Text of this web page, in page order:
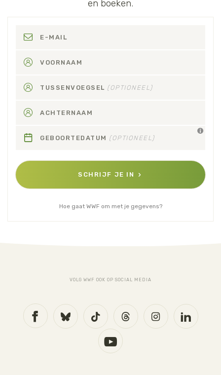
en boeken.
E-MAIL
VOORNAAM
TUSSENVOEGSEL (OPTIONEEL)
ACHTERNAAM
GEBOORTEDATUM (OPTIONEEL)
SCHRIJF JE IN
Hoe gaat WWF om met je gegevens?
VOLG WWF OOK OP SOCIAL MEDIA